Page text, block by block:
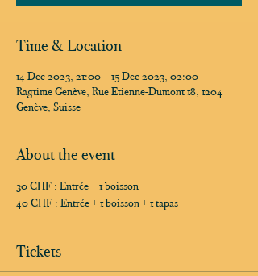
Time & Location
14 Dec 2023, 21:00 – 15 Dec 2023, 02:00
Ragtime Genève, Rue Etienne-Dumont 18, 1204
Genève, Suisse
About the event
30 CHF : Entrée + 1 boisson
40 CHF : Entrée + 1 boisson + 1 tapas
Tickets